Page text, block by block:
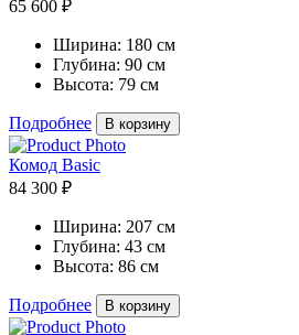
65 600 ₽
Ширина: 180 см
Глубина: 90 см
Высота: 79 см
Подробнее В корзину
Комод Basic
84 300 ₽
Ширина: 207 см
Глубина: 43 см
Высота: 86 см
Подробнее В корзину